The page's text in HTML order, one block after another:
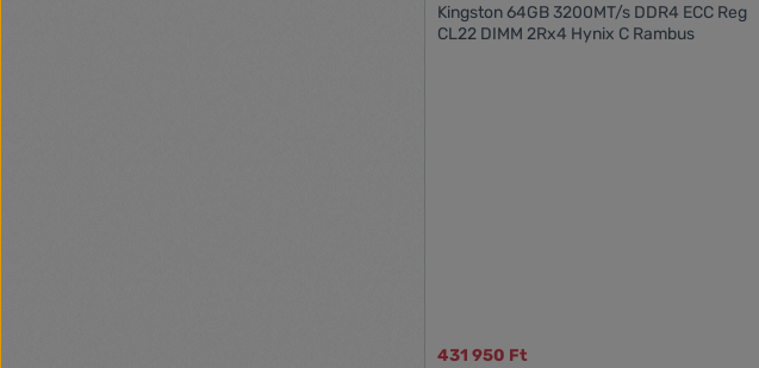
Kingston 64GB 3200MT/s DDR4 ECC Reg
CL22 DIMM 2Rx4 Hynix C Rambus
431 950 Ft